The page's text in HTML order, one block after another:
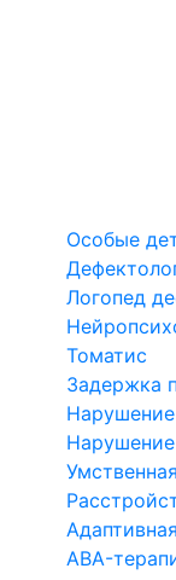
Особые
Логопед
Томатис
Задержка
Нарушение
Нарушение
ABA-